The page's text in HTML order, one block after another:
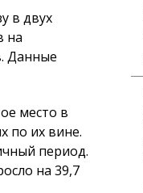
в двух
на
Данные
место в
по их вине.
период.
на 39,7